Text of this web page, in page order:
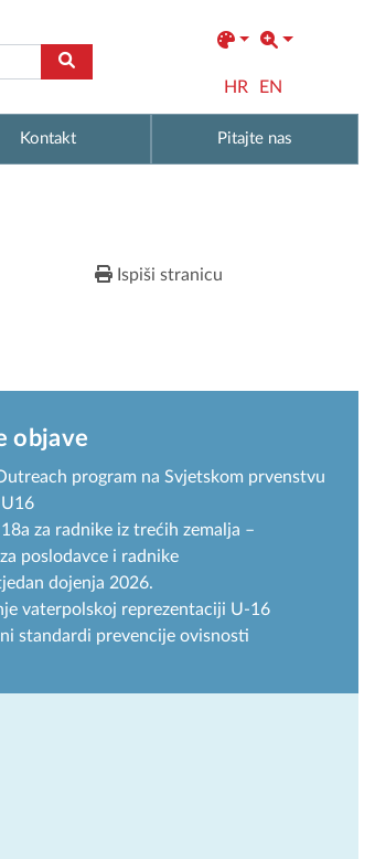
HR EN
Kontakt Pitajte nas
Ispiši stranicu
objave
program na Svjetskom prvenstvu
za radnike iz trećih zemalja –
poslodavce i radnike
dojenja 2026.
vaterpolskoj reprezentaciji U-16
standardi prevencije ovisnosti